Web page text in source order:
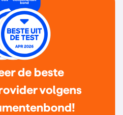
de beste
volgens